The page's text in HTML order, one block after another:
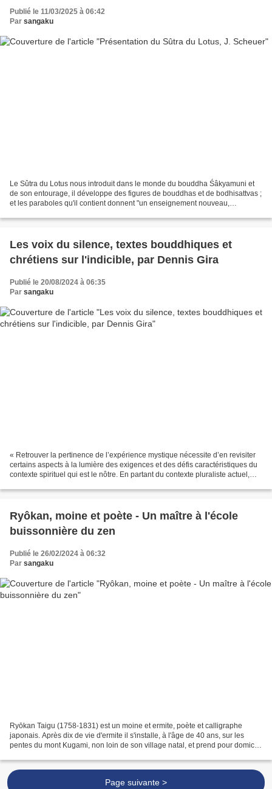
Publié le 11/03/2025 à 06:42
Par sangaku
Le Sûtra du Lotus nous introduit dans le monde du bouddha Śâkyamuni et
de son entourage, il développe des figures de bouddhas et de bodhisattvas ;
et les paraboles qu'il contient donnent "un enseignement nouveau,
Les voix du silence, textes bouddhiques et
chrétiens sur l'indicible, par Dennis Gira
Publié le 20/08/2024 à 06:35
Par sangaku
« Retrouver la pertinence de l’expérience mystique nécessite d’en revisiter
certains aspects à la lumière des exigences et des défis caractéristiques du
contexte spirituel qui est le nôtre. En partant du contexte pluraliste actuel,
Ryôkan, moine et poète - Un maître à l'école
buissonnière du zen
Publié le 26/02/2024 à 06:32
Par sangaku
Ryōkan Taigu (1758-1831) est un moine et ermite, poète et calligraphe
japonais. Après dix de vie d'ermite il s'installe, à l'âge de 40 ans, sur les
pentes du mont Kugami, non loin de son village natal, et prend pour domicile
Page suivante >